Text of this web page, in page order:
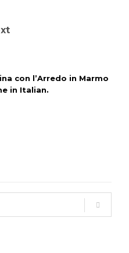
con l’Arredo in Marmo
in Italian.